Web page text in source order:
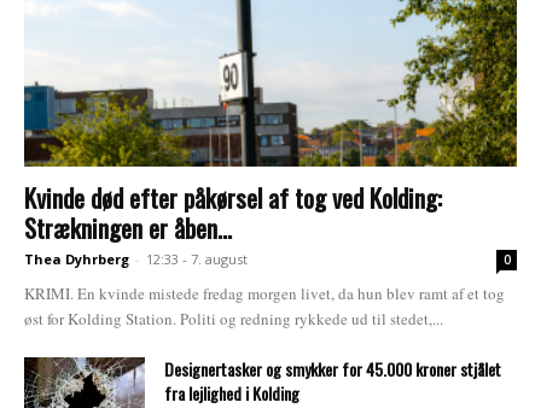
Kvinde død efter påkørsel af tog ved Kolding:
Strækningen er åben...
Thea Dyhrberg - 12:33 - 7. august 0
KRIMI. En kvinde mistede fredag morgen livet, da hun blev ramt af et tog
øst for Kolding Station. Politi og redning rykkede ud til stedet,...
Designertasker og smykker for 45.000 kroner stjålet
fra lejlighed i Kolding